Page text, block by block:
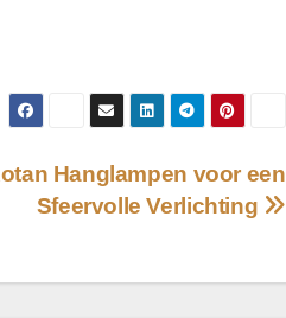
Hanglampen voor een
Sfeervolle Verlichting